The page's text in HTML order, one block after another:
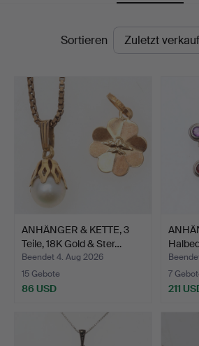
Auktioner
EndpreiseSortieren
ANHÄNGER & KETTE, 3
Teile, 18K Gold & Ster…
Beendet 4. Aug 2026
15 Gebote
86 USD
7
211